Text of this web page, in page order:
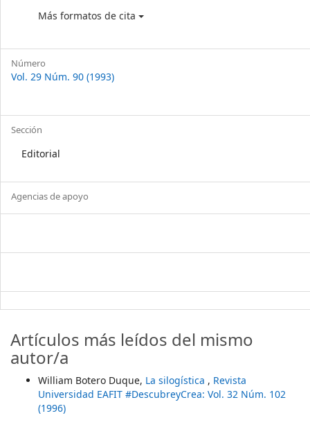
Más formatos de cita
Número
Vol. 29 Núm. 90 (1993)
Sección
Editorial
Agencias de apoyo
Artículos más leídos del mismo
autor/a
William Botero Duque, La silogística , Revista
Universidad EAFIT #DescubreyCrea: Vol. 32 Núm. 102
(1996)